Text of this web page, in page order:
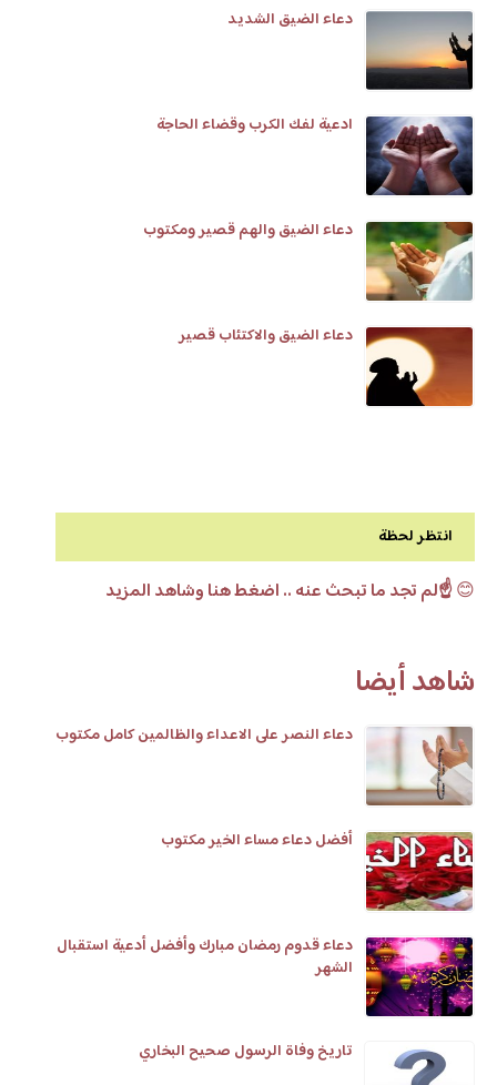
دعاء الضيق الشديد
ادعية لفك الكرب وقضاء الحاجة
دعاء الضيق والهم قصير ومكتوب
دعاء الضيق والاكتئاب قصير
انتظر لحظة
😊☝️لم تجد ما تبحث عنه .. اضغط هنا وشاهد المزيد
شاهد أيضا
دعاء النصر على الاعداء والظالمين كامل مكتوب
أفضل دعاء مساء الخير مكتوب
دعاء قدوم رمضان مبارك وأفضل أدعية استقبال
الشهر
تاريخ وفاة الرسول صحيح البخاري